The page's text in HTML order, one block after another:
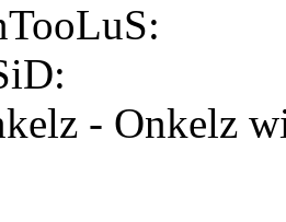
- Onkelz